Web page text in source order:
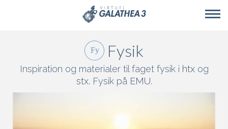
Fysik
Inspiration og materialer til faget fysik i htxog
stx. Fysik på EMU.